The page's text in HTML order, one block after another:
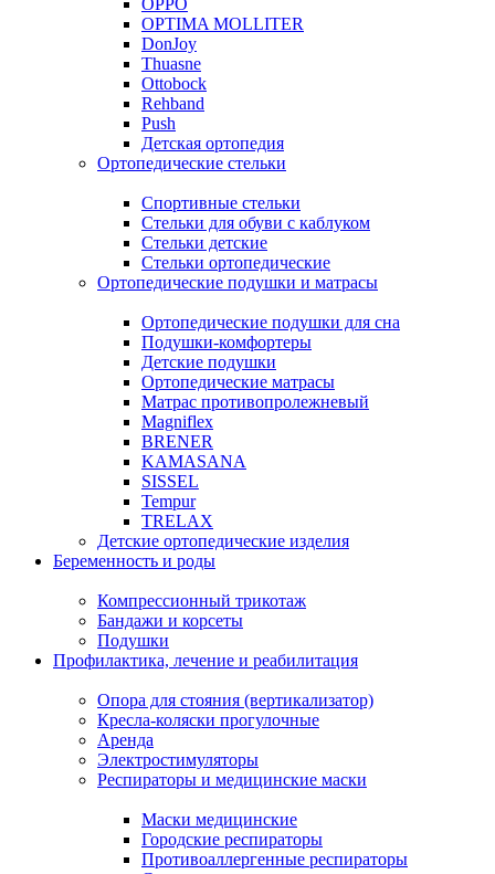
OPPO
OPTIMA MOLLITER
DonJoy
Thuasne
Ottobock
Rehband
Push
Детская ортопедия
Ортопедические стельки
Спортивные стельки
Стельки для обуви с каблуком
Стельки детские
Стельки ортопедические
Ортопедические подушки и матрасы
Ортопедические подушки для сна
Подушки-комфортеры
Детские подушки
Ортопедические матрасы
Матрас противопролежневый
Magniflex
BRENER
KAMASANA
SISSEL
Tempur
TRELAX
Детские ортопедические изделия
Беременность и роды
Компрессионный трикотаж
Бандажи и корсеты
Подушки
Профилактика, лечение и реабилитация
Опора для стояния (вертикализатор)
Кресла-коляски прогулочные
Аренда
Электростимуляторы
Респираторы и медицинские маски
Маски медицинские
Городские респираторы
Противоаллергенные респираторы